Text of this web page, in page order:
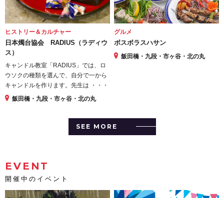
ヒストリー＆カルチャー
日本燭台協会 RADIUS（ラディウ
ス）
キャンドル教室「RADIUS」では、ロ
ウソクの種類を選んで、自分で一から
キャンドルを作ります。先生は ・・・
飯田橋・九段・市ヶ谷・北の丸
グルメ
ボスボラスハサン
飯田橋・九段・市ヶ谷・北の丸
SEE MORE
EVENT
開催中のイベント